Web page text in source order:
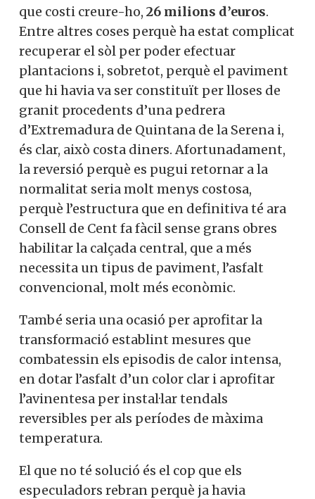
que costi creure-ho, 26 milions d’euros.
Entre altres coses perquè ha estat complicat
recuperar el sòl per poder efectuar
plantacions i, sobretot, perquè el paviment
que hi havia va ser constituït per lloses de
granit procedents d’una pedrera
d’Extremadura de Quintana de la Serena i,
és clar, això costa diners. Afortunadament,
la reversió perquè es pugui retornar a la
normalitat seria molt menys costosa,
perquè l’estructura que en definitiva té ara
Consell de Cent fa fàcil sense grans obres
habilitar la calçada central, que a més
necessita un tipus de paviment, l’asfalt
convencional, molt més econòmic.
També seria una ocasió per aprofitar la
transformació establint mesures que
combatessin els episodis de calor intensa,
en dotar l’asfalt d’un color clar i aprofitar
l’avinentesa per instal·lar tendals
reversibles per als períodes de màxima
temperatura.
El que no té solució és el cop que els
especuladors rebran perquè ja havia